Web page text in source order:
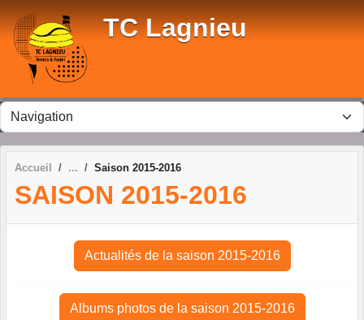
TC Lagnieu
Accueil Saison 2015-2016
SAISON 2015-2016
Actualités de la saison 2015-2016
Albums photos de la saison 2015-2016